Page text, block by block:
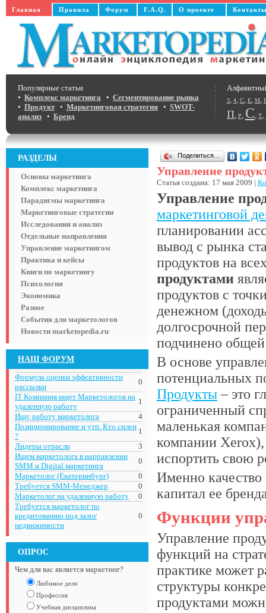
Главная Правила Форум F.A.Q. О проекте
3, 4, C, E, M,
П, Р, С, Т,
Популярные статьи
• Комплекс маркетинга • Сегментирование рынка
• Продукт• Маркетинговая стратегия• SWOT-
анализ• Бренд
РАЗДЕЛЫ
Основы маркетинга
Комплекс маркетинга
Парадигмы маркетинга
Маркетинговые стратегии
Исследования и анализ
Отдельные направления
Управление маркетингом
Практика и кейсы
Книги по маркетингу
Психология
Экономика
Разное
События для маркетологов
Новости marketopedia.ru
НАШ ФОРУМ
Формула оценки эффективности
рассылки
0
IT Компания ищет Маркетологов на
удаленную работу
1
Ищу работу маркетолога
4
Позиционирование и утп. Кто силен
?
1
Лидеры отрасли
3
Ищем маркетолога в направлении
SMM и Digital маркетинга
0
Маркетолог (Екатеринбург)
0
Требуется SMM-Менеджер
0
Маркетолог на удаленную работу
0
Требуется маркетолог по
кредитованию под залог
недвижимости
0
ОПРОС
Чем для вас является маркетинг?
Любимое дело
Профессия
Учебная дисциплина
Поделиться…
Управление
Статья создана: 17 мая 2009 |
Управление
маркетинговой
планировании
вывод с рынка
продуктов на
продуктами
продуктов с
денежном
долгосрочной
подчинено
В основе
потенциальных
Продукты– это
ограниченный
маленькая
компании Xerox),
испортить свою
Именно
капитал ее
Функции
Управление
функций на
практике может
структуры
продуктами